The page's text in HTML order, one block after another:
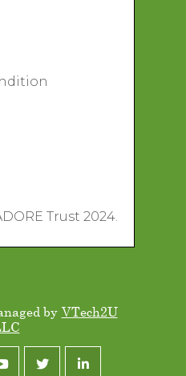
Trust 2024.
by VTech2U